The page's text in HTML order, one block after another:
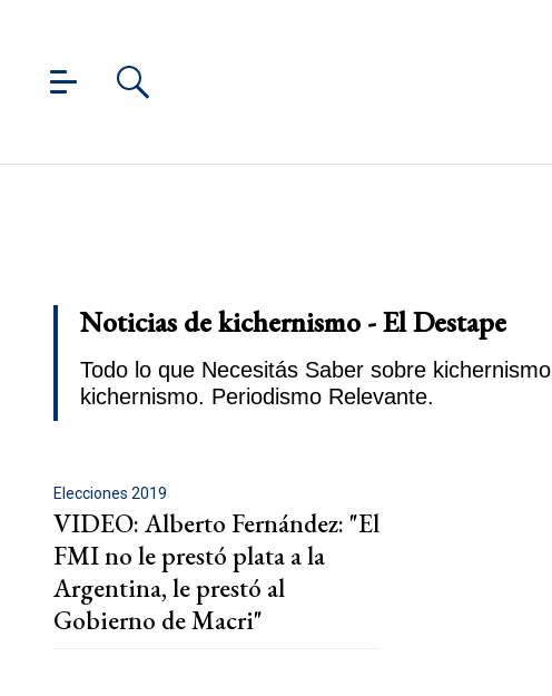
Noticias de kichernismo - El Destape
Todo lo que Necesitás Saber sobre
kichernismo. Periodismo Relevante.
Elecciones 2019
VIDEO: Alberto Fernández: "El
FMI no le prestó plata a la
Argentina, le prestó al
Gobierno de Macri"